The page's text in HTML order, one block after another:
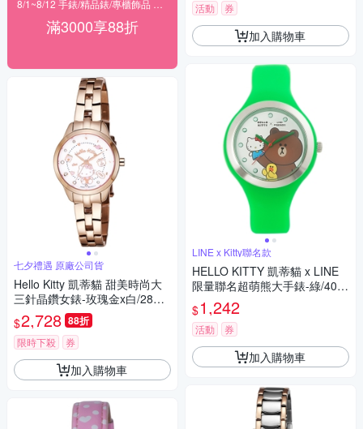
滿3000享88折
七夕禮遇 原廠公司貨
Hello Kitty 凱蒂貓 甜美時尚大
三針晶鑽女錶-玫瑰金x白/28m
m LK707LRWS-V 七夕寵愛季
送禮推薦
$2,728 88折
限時下殺 券
加入購物車
活動 券
加入購物車
LINE x Kitty聯名款
HELLO KITTY 凱蒂貓 x LINE
限量聯名超萌熊大手錶-綠/40m
m
$1,242
活動 券
加入購物車